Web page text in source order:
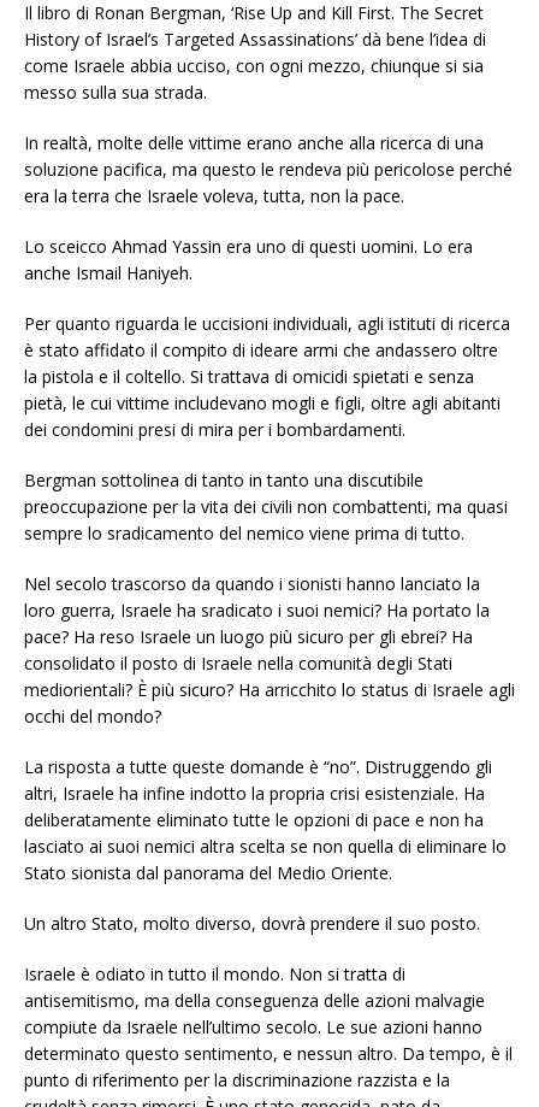
Il libro di Ronan Bergman, ‘Rise Up and Kill First. The Secret
History of Israel’s Targeted Assassinations’ dà bene l’idea di
come Israele abbia ucciso, con ogni mezzo, chiunque si sia
messo sulla sua strada.
In realtà, molte delle vittime erano anche alla ricerca di una
soluzione pacifica, ma questo le rendeva più pericolose perché
era la terra che Israele voleva, tutta, non la pace.
Lo sceicco Ahmad Yassin era uno di questi uomini. Lo era
anche Ismail Haniyeh.
Per quanto riguarda le uccisioni individuali, agli istituti di ricerca
è stato affidato il compito di ideare armi che andassero oltre
la pistola e il coltello. Si trattava di omicidi spietati e senza
pietà, le cui vittime includevano mogli e figli, oltre agli abitanti
dei condomini presi di mira per i bombardamenti.
Bergman sottolinea di tanto in tanto una discutibile
preoccupazione per la vita dei civili non combattenti, ma quasi
sempre lo sradicamento del nemico viene prima di tutto.
Nel secolo trascorso da quando i sionisti hanno lanciato la
loro guerra, Israele ha sradicato i suoi nemici? Ha portato la
pace? Ha reso Israele un luogo più sicuro per gli ebrei? Ha
consolidato il posto di Israele nella comunità degli Stati
mediorientali? È più sicuro? Ha arricchito lo status di Israele agli
occhi del mondo?
La risposta a tutte queste domande è “no”. Distruggendo gli
altri, Israele ha infine indotto la propria crisi esistenziale. Ha
deliberatamente eliminato tutte le opzioni di pace e non ha
lasciato ai suoi nemici altra scelta se non quella di eliminare lo
Stato sionista dal panorama del Medio Oriente.
Un altro Stato, molto diverso, dovrà prendere il suo posto.
Israele è odiato in tutto il mondo. Non si tratta di
antisemitismo, ma della conseguenza delle azioni malvagie
compiute da Israele nell’ultimo secolo. Le sue azioni hanno
determinato questo sentimento, e nessun altro. Da tempo, è il
punto di riferimento per la discriminazione razzista e la